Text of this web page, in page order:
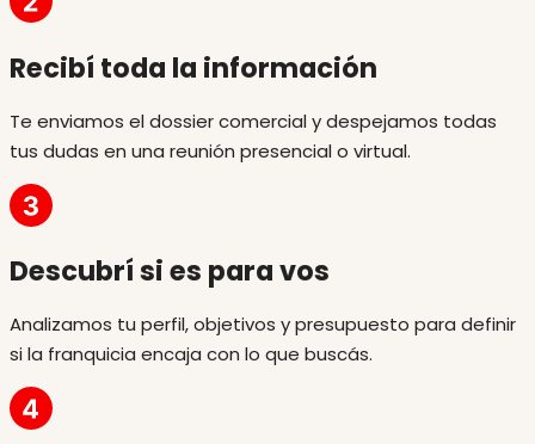
Recibí toda la información
Te enviamos el dossier comercial y despejamos todas
tus dudas en una reunión presencial o virtual.
Descubrí si es para vos
Analizamos tu perfil, objetivos y presupuesto para definir
si la franquicia encaja con lo que buscás.